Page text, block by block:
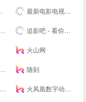
最新电影电视剧同步---小兵看看
追影吧 - 看你所看
火山网
随刻
火凤凰数字动画 - 济南工业动画|机械动画|施工动画|MG动画制作公司